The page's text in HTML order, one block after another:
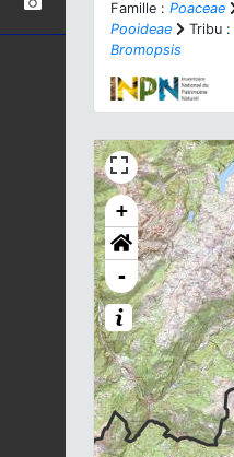
Famille : Poaceae
Pooideae
Tribu :
Bromopsis
+
-